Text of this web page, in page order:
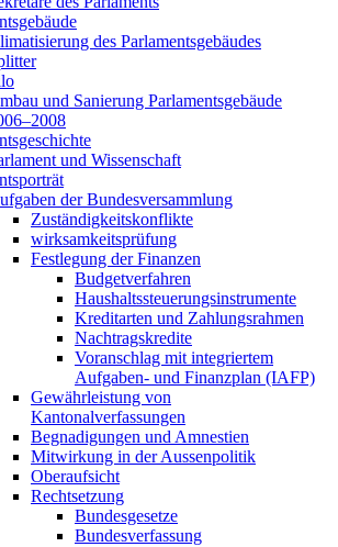
des Parlamentsgebäudes
und Sanierung Parlamentsgebäude
und Wissenschaft
der Bundesversammlung
Zuständigkeitskonflikte
wirksamkeitsprüfung
Festlegung der Finanzen
Budgetverfahren
Haushaltssteuerungsinstrumente
Kreditarten und Zahlungsrahmen
Nachtragskredite
Voranschlag mit integriertem
Aufgaben- und Finanzplan (IAFP)
Gewährleistung von
Kantonalverfassungen
Begnadigungen und Amnestien
Mitwirkung in der Aussenpolitik
Oberaufsicht
Rechtsetzung
Bundesgesetze
Bundesverfassung